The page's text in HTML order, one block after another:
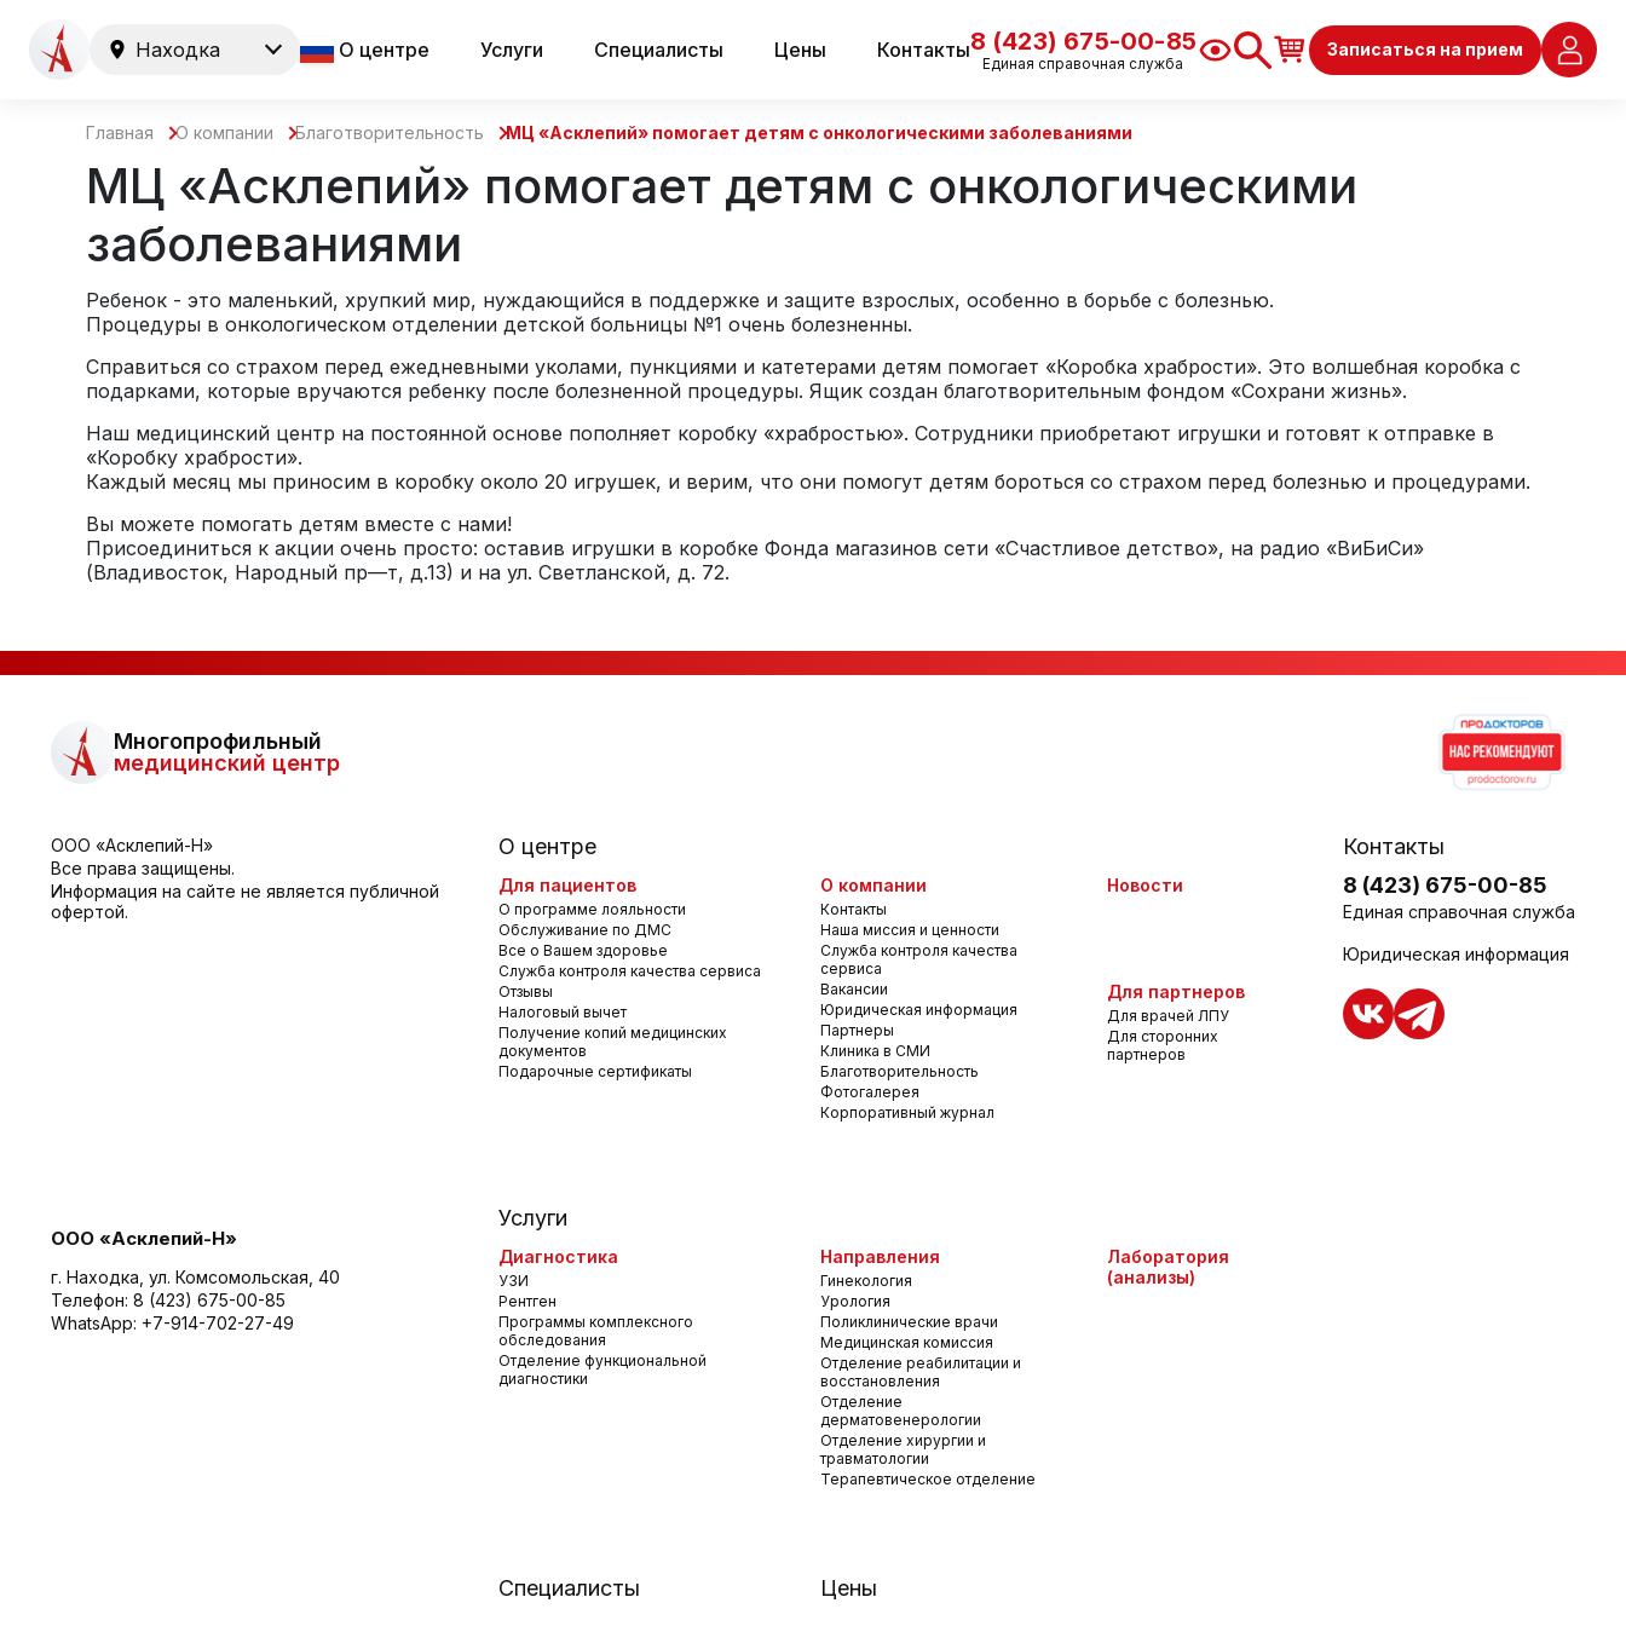
Находка О центре Услуги Специалисты Цены Контакты8 (423) 675-00-85
Единая справочная служба
Записаться на прием
Главная О компании Благотворительность МЦ «Асклепий» помогает детям с онкологическими заболеваниями
МЦ «Асклепий» помогает детям с онкологическими
заболеваниями
Ребенок - это маленький, хрупкий мир, нуждающийся в поддержке и защите взрослых, особенно в борьбе с болезнью.
Процедуры в онкологическом отделении детской больницы №1 очень болезненны.
Справиться со страхом перед ежедневными уколами, пункциями и катетерами детям помогает «Коробка храбрости». Это волшебная коробка с
подарками, которые вручаются ребенку после болезненной процедуры. Ящик создан благотворительным фондом «Сохрани жизнь».
Наш медицинский центр на постоянной основе пополняет коробку «храбростью». Сотрудники приобретают игрушки и готовят к отправке в
«Коробку храбрости».
Каждый месяц мы приносим в коробку около 20 игрушек, и верим, что они помогут детям бороться со страхом перед болезнью и процедурами.
Вы можете помогать детям вместе с нами!
Присоединиться к акции очень просто: оставив игрушки в коробке Фонда магазинов сети «Счастливое детство», на радио «ВиБиСи»
(Владивосток, Народный пр—т, д.13) и на ул. Светланской, д. 72.
Многопрофильный
медицинский центр
ООО «Асклепий-Н»
Все права защищены.
Информация на сайте не является публичной
офертой.
ООО «Асклепий-Н»
г. Находка, ул. Комсомольская, 40
Телефон: 8 (423) 675-00-85
WhatsApp: +7-914-702-27-49
О центре
Для пациентов
О программе лояльности
Обслуживание по ДМС
Все о Вашем здоровье
Служба контроля качества сервиса
Отзывы
Налоговый вычет
Получение копий медицинских
документов
Подарочные сертификаты
О компании
Контакты
Наша миссия и ценности
Служба контроля качества
сервиса
Вакансии
Юридическая информация
Партнеры
Клиника в СМИ
Благотворительность
Фотогалерея
Корпоративный журнал
Новости
Для партнеров
Для врачей ЛПУ
Для сторонних
партнеров
Услуги
Диагностика
УЗИ
Рентген
Программы комплексного
обследования
Отделение функциональной
диагностики
Направления
Гинекология
Урология
Поликлинические врачи
Медицинская комиссия
Отделение реабилитации и
восстановления
Отделение
дерматовенерологии
Отделение хирургии и
травматологии
Терапевтическое отделение
Лаборатория
(анализы)
Специалисты Цены
Контакты
8 (423) 675-00-85
Единая справочная служба
Юридическая информация